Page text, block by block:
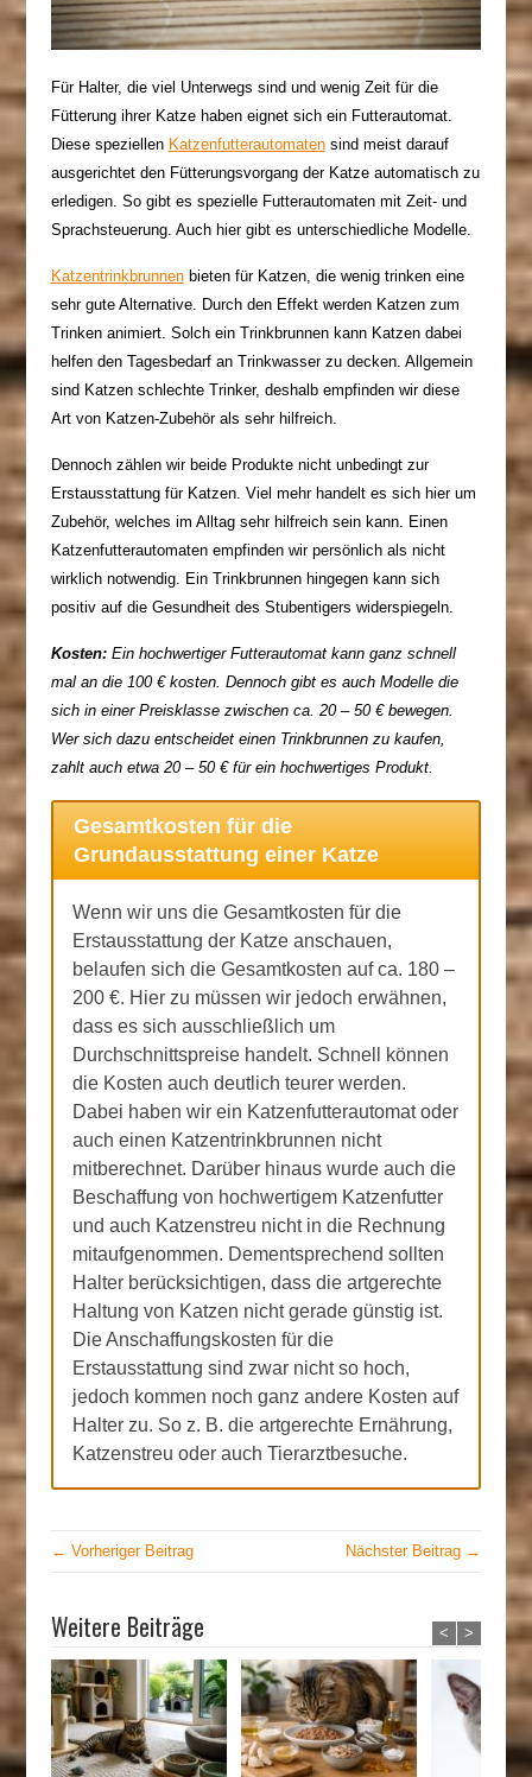
Für Halter, die viel Unterwegs sind und wenig Zeit für die
Fütterung ihrer Katze haben eignet sich ein Futterautomat.
Diese speziellen Katzenfutterautomatensind meist darauf
ausgerichtetden Fütterungsvorgangder Katze automatisch zu
erledigen. So gibt es spezielle Futterautomaten mit Zeit- und
Sprachsteuerung. Auch hier gibt es unterschiedliche Modelle.
Katzentrinkbrunnenbieten für Katzen, die wenig trinken eine
sehr gute Alternative. Durch den Effekt werden Katzen zum
Trinken animiert. Solch ein Trinkbrunnen kann Katzen dabei
helfen den Tagesbedarf an Trinkwasser zu decken. Allgemein
sind Katzen schlechte Trinker, deshalb empfinden wir diese
Art von Katzen-Zubehör als sehr hilfreich.
Dennoch zählen wir beide Produkte nicht unbedingt zur
Erstausstattung für Katzen. Viel mehr handelt es sich hier um
Zubehör, welches im Alltag sehr hilfreich sein kann. Einen
Katzenfutterautomaten empfinden wir persönlich als nicht
wirklich notwendig. Ein Trinkbrunnen hingegen kann sich
positiv auf die Gesundheit des Stubentigers widerspiegeln.
Kosten:Ein hochwertiger Futterautomat kann ganz schnell
mal an die 100 € kosten. Dennoch gibt es auch Modelle die
sich in einer Preisklasse zwischen ca. 20 – 50 € bewegen.
Wer sich dazu entscheidet einen Trinkbrunnen zu kaufen,
zahlt auch etwa 20 – 50 € für ein hochwertiges Produkt.
Gesamtkosten für die
Grundausstattung einer Katze
Wenn wir uns die Gesamtkosten für die
Erstausstattung der Katze anschauen,
belaufen sich die Gesamtkosten auf ca. 180 –
200 €. Hier zu müssen wir jedoch erwähnen,
dass es sich ausschließlich um
Durchschnittspreise handelt. Schnell können
die Kosten auch deutlich teurer werden.
Dabei haben wir ein Katzenfutterautomat oder
auch einen Katzentrinkbrunnen nicht
mitberechnet. Darüber hinaus wurde auch die
Beschaffung von hochwertigem Katzenfutter
und auch Katzenstreu nicht in die Rechnung
mitaufgenommen. Dementsprechend sollten
Halter berücksichtigen, dass die artgerechte
Haltung von Katzen nicht gerade günstig ist.
Die Anschaffungskosten für die
Erstausstattung sind zwar nicht so hoch,
jedoch kommen noch ganz andere Kosten auf
Halter zu. So z. B. die artgerechte Ernährung,
Katzenstreu oder auch Tierarztbesuche.
← Vorheriger Beitrag Nächster Beitrag →
Weitere Beiträge < >